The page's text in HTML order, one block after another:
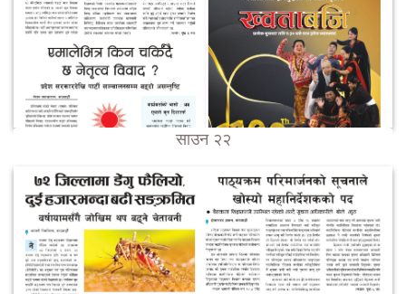
साउन २२